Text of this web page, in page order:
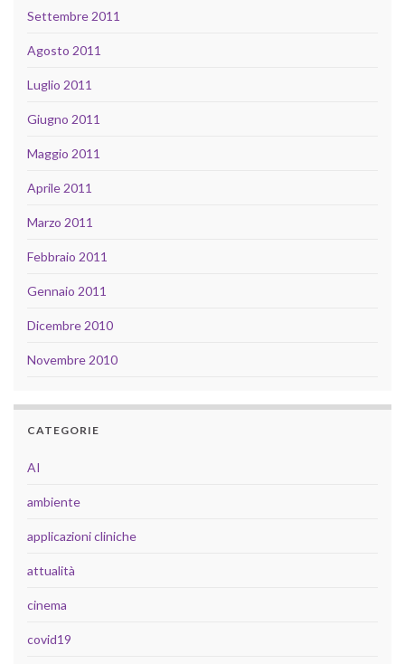
Settembre 2011
Agosto 2011
Luglio 2011
Giugno 2011
Maggio 2011
Aprile 2011
Marzo 2011
Febbraio 2011
Gennaio 2011
Dicembre 2010
Novembre 2010
CATEGORIE
AI
ambiente
applicazioni cliniche
attualità
cinema
covid19